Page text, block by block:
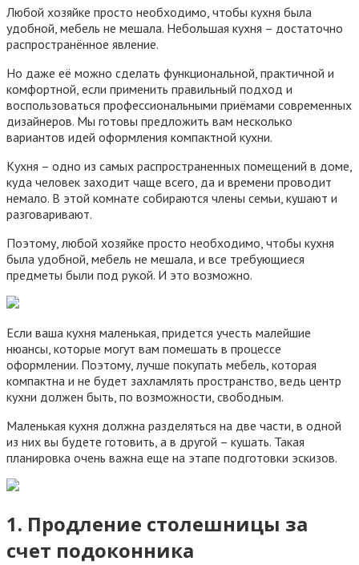
Любой хозяйке просто необходимо, чтобы кухня была
удобной, мебель не мешала. Небольшая кухня – достаточно
распространённое явление.
Но даже её можно сделать функциональной, практичной и
комфортной, если применить правильный подход и
воспользоваться профессиональными приёмами современных
дизайнеров. Мы готовы предложить вам несколько
вариантов идей оформления компактной кухни.
Кухня – одно из самых распространенных помещений в доме,
куда человек заходит чаще всего, да и времени проводит
немало. В этой комнате собираются члены семьи, кушают и
разговаривают.
Поэтому, любой хозяйке просто необходимо, чтобы кухня
была удобной, мебель не мешала, и все требующиеся
предметы были под рукой. И это возможно.
Если ваша кухня маленькая, придется учесть малейшие
нюансы, которые могут вам помешать в процессе
оформлении. Поэтому, лучше покупать мебель, которая
компактна и не будет захламлять пространство, ведь центр
кухни должен быть, по возможности, свободным.
Маленькая кухня должна разделяться на две части, в одной
из них вы будете готовить, а в другой – кушать. Такая
планировка очень важна еще на этапе подготовки эскизов.
1. Продление столешницы за
счет подоконника